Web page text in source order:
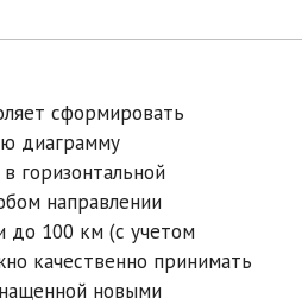
сформировать
диаграмму
горизонтальной
направлении
до 100 км (с учетом
качественно принимать
новыми